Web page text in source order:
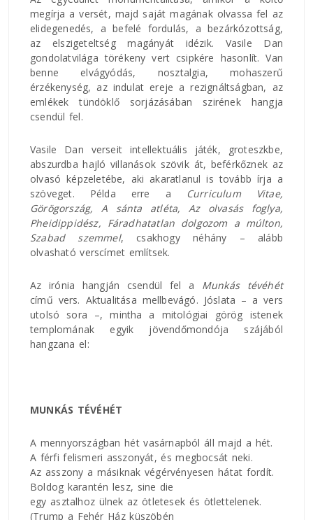
megírja a versét, majd saját magának olvassa fel az
elidegenedés, a befelé fordulás, a bezárkózottság,
az elszigeteltség magányát idézik. Vasile Dan
gondolatvilága törékeny vert csipkére hasonlít. Van
benne elvágyódás, nosztalgia, mohaszerű
érzékenység, az indulat ereje a rezignáltságban, az
emlékek tündöklő sorjázásában szirének hangja
csendül fel.
Vasile Dan verseit intellektuális játék, groteszkbe,
abszurdba hajló villanások szövik át, beférkőznek az
olvasó képzeletébe, aki akaratlanul is tovább írja a
szöveget. Példa erre a
Curriculum Vitae,
Görögország, A sánta atléta, Az olvasás foglya,
Pheidippidész, Fáradhatatlan dolgozom a múlton,
Szabad szemmel, csakhogy néhány – alább
olvasható verscímet említsek.
Az irónia hangján csendül fel a Munkás tévéhét
című vers. Aktualitása mellbevágó. Jóslata – a vers
utolsó sora –, mintha a mitológiai görög istenek
templomának egyik jövendőmondója szájából
hangzana el:
MUNKÁS TÉVÉHÉT
A mennyországban hét vasárnapból áll majd a hét.
A férfi felismeri asszonyát, és megbocsát neki.
Az asszony a másiknak végérvényesen hátat fordít.
Boldog karantén lesz, sine die
egy asztalhoz ülnek az ötletesek és ötlettelenek.
(Trump a Fehér Ház küszöbén